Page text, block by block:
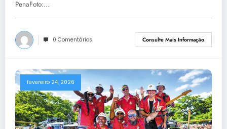
PenaFoto:…
0 Comentários Consulte Mais Informação
fevereiro 24, 2026